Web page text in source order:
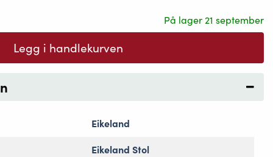
På lager 21 september
Legg i handlekurven
Eikeland
Eikeland Stol